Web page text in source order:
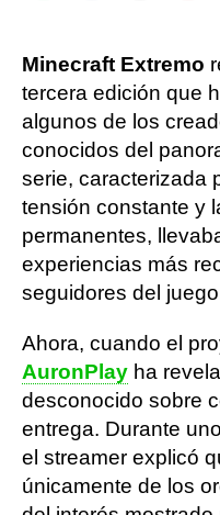
Minecraft Extremo
tercera edición que
algunos de los
conocidos del
serie, caracterizada
tensión constante y
permanentes,
experiencias más
seguidores del
Ahora, cuando el
AuronPlay ha
desconocido sobre
entrega. Durante
el streamer explicó
únicamente de los